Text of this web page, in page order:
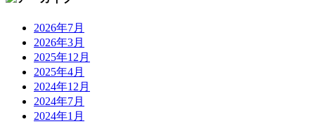
2026年7月
2026年3月
2025年12月
2025年4月
2024年12月
2024年7月
2024年1月